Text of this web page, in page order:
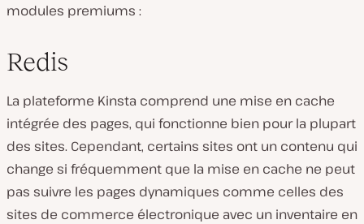
modules premiums :
Redis
La plateforme Kinsta comprend une mise en cache
intégrée des pages, qui fonctionne bien pour la plupart
des sites. Cependant, certains sites ont un contenu qui
change si fréquemment que la mise en cache ne peut
pas suivre les pages dynamiques comme celles des
sites de commerce électronique avec un inventaire en